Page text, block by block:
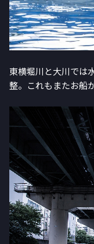
東横堀川と大川では
整。これもまたお船